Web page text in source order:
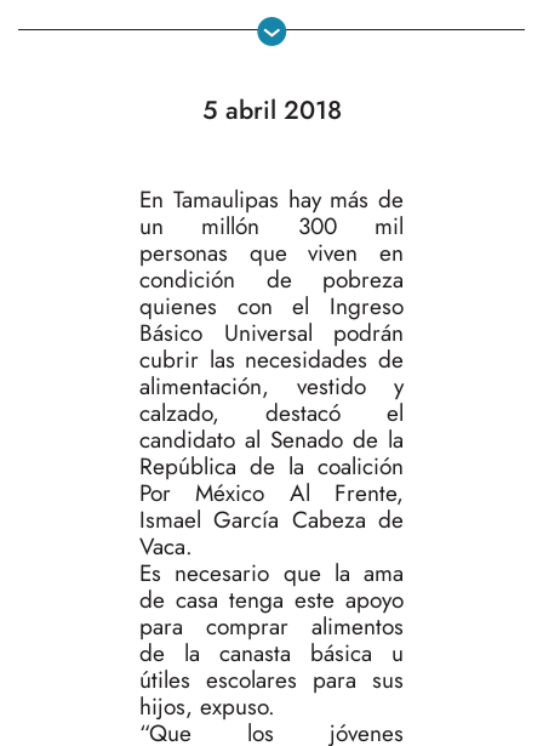
5 abril 2018
En Tamaulipas hay más de
un millón 300 mil
personas que viven en
condición de pobreza
quienes con el Ingreso
Básico Universal podrán
cubrir las necesidades de
alimentación, vestido y
calzado, destacó el
candidato al Senado de la
República de la coalición
Por México Al Frente,
Ismael García Cabeza de
Vaca.
Es necesario que la ama
de casa tenga este apoyo
para comprar alimentos
de la canasta básica u
útiles escolares para sus
hijos, expuso.
“Que los jóvenes